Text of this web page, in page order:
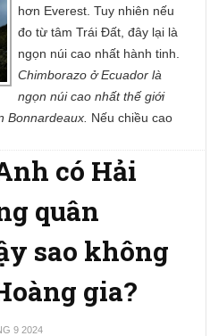
hơn Everest. Tuy nhiên nếu
đo từ tâm Trái Đất, đây lại là
ngọn núi cao nhất hành tinh.
Chimborazo ở Ecuador là
ngọn núi cao nhất thế giới
Bonnardeaux. Nếu chiều cao
có Hải
quân
sao không
gia?
9 2024